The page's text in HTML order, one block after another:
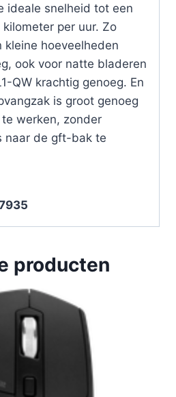
ideale snelheid tot een
per uur. Zo
kleine hoeveelheden
ook voor natte bladeren
QW krachtig genoeg. En
is groot genoeg
werken, zonder
naar de gft-bak te
producten